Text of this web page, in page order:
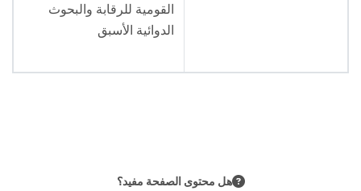
القومية للرقابة والبحوث
الدوائية الأسبق
هل محتوى الصفحة مفيد؟